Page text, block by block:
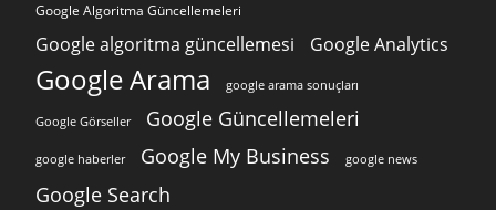
Google Algoritma Güncellemeleri
Google algoritma güncellemesi Google Analytics
Google Arama google arama sonuçları
Google Görseller Google Güncellemeleri
google haberler Google My Business google news
Google Search